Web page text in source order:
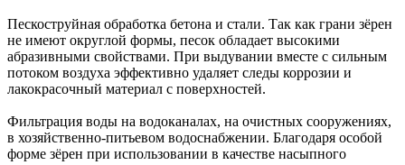
Пескоструйная обработка бетона и стали. Так как грани зёрен
не имеют округлой формы, песок обладает высокими
абразивными свойствами. При выдувании вместе с сильным
потоком воздуха эффективно удаляет следы коррозии и
лакокрасочный материал с поверхностей.
Фильтрация воды на водоканалах, на очистных сооружениях,
в хозяйственно-питьевом водоснабжении. Благодаря особой
форме зёрен при использовании в качестве насыпного